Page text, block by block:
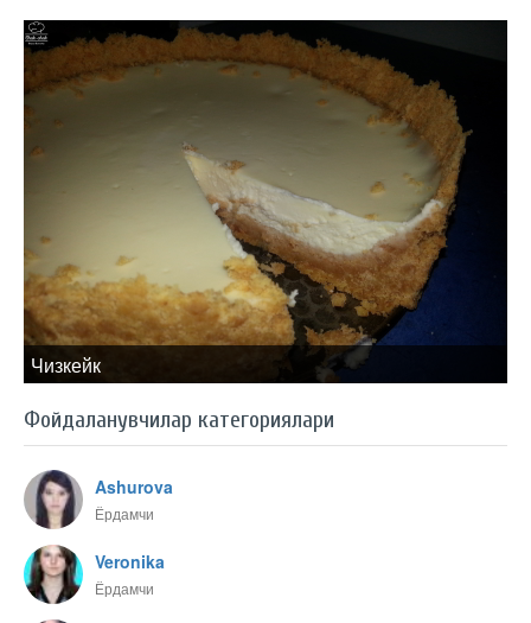
Чизкейк
Фойдаланувчилар категориялари
Ashurova
Ёрдамчи
Veronika
Ёрдамчи